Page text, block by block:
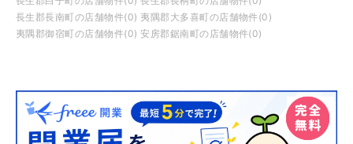
長生郡長南町の店舗物件(0) 夷隅郡大多喜町の店舗物件(0)
夷隅郡御宿町の店舗物件(0) 安房郡鋸南町の店舗物件(0)